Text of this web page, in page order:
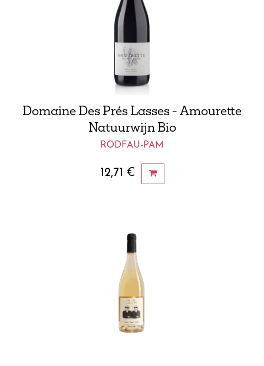
Domaine Des Prés Lasses - Amourette
Natuurwijn Bio
RODFAU-PAM
12,71 €